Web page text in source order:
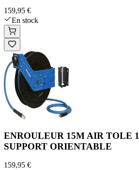
159,95 €
En stock
ENROULEUR 15M AIR TOLE
SUPPORT ORIENTABLE
159,95 €